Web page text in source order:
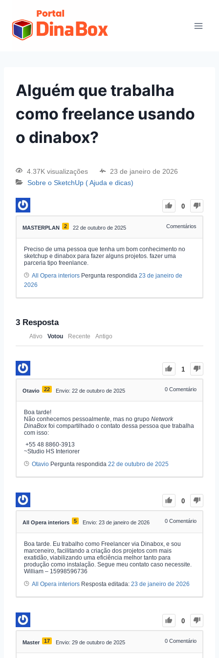
Alguém que trabalha
como freelance usando
o dinabox?
4.37K visualizações
23 de janeiro de 2026
Sobre o SketchUp ( Ajuda e dicas)
0
MASTERPLAN 2 22 de outubro de 2025 Comentários
Preciso de uma pessoa que tenha um bom conhecimento no
sketchup e dinabox para fazer alguns projetos. fazer uma
parceria tipo freenlance.
All Opera interiors Pergunta respondida 23 de janeiro de
2026
3 Resposta
Ativo Votou Recente Antigo
1
Otavio 22 Envio: 22 de outubro de 2025 0 Comentário
Boa tarde!
Não conhecemos pessoalmente, mas no grupo Network
DinaBox foi compartilhado o contato dessa pessoa que trabalha
com isso:
+55 48 8860-3913
~Studio HS Interiorer
Otavio Pergunta respondida 22 de outubro de 2025
0
All Opera interiors 5 Envio: 23 de janeiro de 2026 0 Comentário
Boa tarde. Eu trabalho como Freelancer via Dinabox, e sou
marceneiro, facilitando a criação dos projetos com mais
exatidão, viabilizando uma eficiência melhor tanto para
produção como instalação. Segue meu contato caso necessite.
William – 15998596736
All Opera interiors Resposta editada: 23 de janeiro de 2026
0
Master 17 Envio: 29 de outubro de 2025 0 Comentário